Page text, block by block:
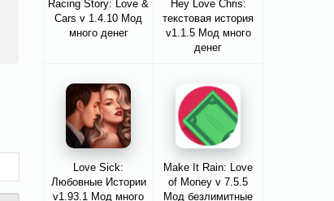
Racing Story: Love &
Cars v 1.4.10 Мод
много денег
Hey Love Chris:
текстовая история
v1.1.5 Мод много
денег
Love Sick:
Любовные Истории
v1.93.1 Мод много
Make It Rain: Love
of Money v 7.5.5
Мод безлимитные